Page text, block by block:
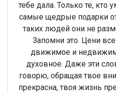
тебе дала. Только те, кто
самые щедрые подарки
таких людей они не
Запомни это. Цени
движимое и
духовное. Даже эти
говорю, обращая твое
прекрасна, твоя жизнь